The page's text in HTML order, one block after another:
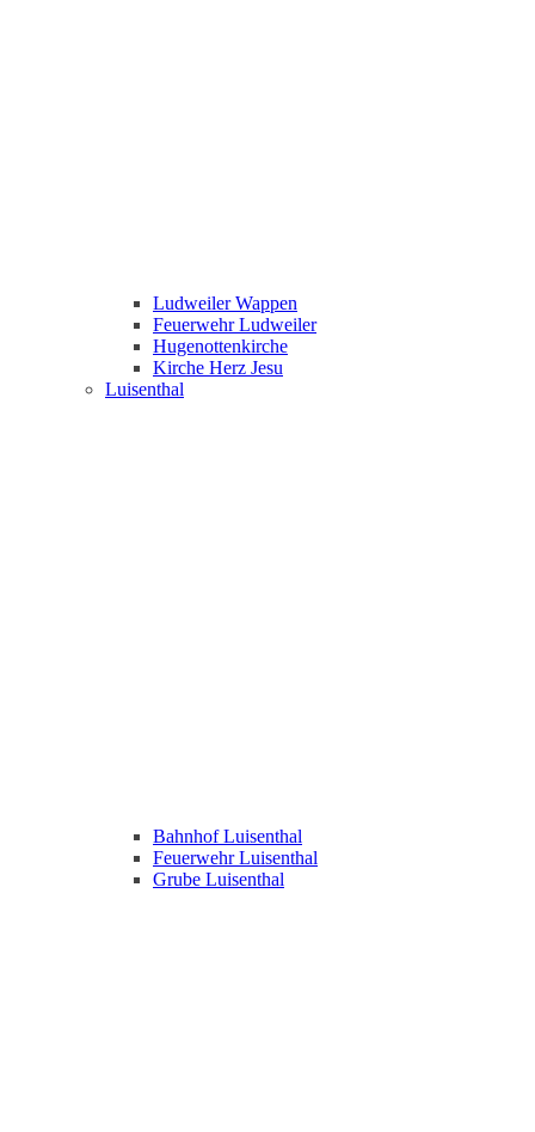
Ludweiler Wappen
Feuerwehr Ludweiler
Hugenottenkirche
Kirche Herz Jesu
Luisenthal
Bahnhof Luisenthal
Feuerwehr Luisenthal
Grube Luisenthal